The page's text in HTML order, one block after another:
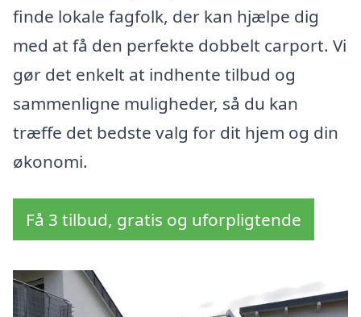
finde lokale fagfolk, der kan hjælpe dig
med at få den perfekte dobbelt carport. Vi
gør det enkelt at indhente tilbud og
sammenligne muligheder, så du kan
træffe det bedste valg for dit hjem og din
økonomi.
Få 3 tilbud, gratis og uforpligtende